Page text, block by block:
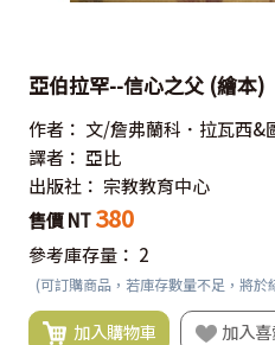
亞伯拉罕--信心之父 (繪本)
作者： 文/詹弗蘭科．拉瓦西&
譯者： 亞比
出版社： 宗教教育中心
售價 NT 380
參考庫存量： 2
(可訂購商品，若庫存數量不足，將於
加入購物車 加入